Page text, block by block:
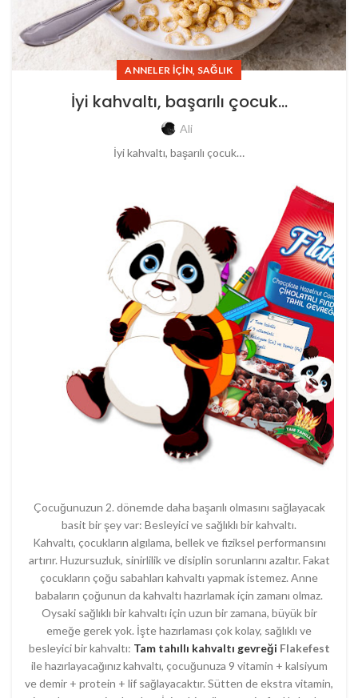
ANNELER İÇIN, SAĞLIK
İyi kahvaltı, başarılı çocuk…
Ali
İyi kahvaltı, başarılı çocuk…
Çocuğunuzun 2. dönemde daha başarılı olmasını sağlayacak
basit bir şey var: Besleyici ve sağlıklı bir kahvaltı.
Kahvaltı, çocukların algılama, bellek ve fiziksel performansını
artırır. Huzursuzluk, sinirlilik ve disiplin sorunlarını azaltır. Fakat
çocukların çoğu sabahları kahvaltı yapmak istemez. Anne
babaların çoğunun da kahvaltı hazırlamak için zamanı olmaz.
Oysaki sağlıklı bir kahvaltı için uzun bir zamana, büyük bir
emeğe gerek yok. İşte hazırlaması çok kolay, sağlıklı ve
besleyici bir kahvaltı: Tam tahıllı kahvaltı gevreği Flakefest
ile hazırlayacağınız kahvaltı, çocuğunuza 9 vitamin + kalsiyum
ve demir + protein + lif sağlayacaktır. Sütten de ekstra vitamin,